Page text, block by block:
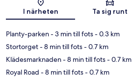
Karta
I närheten Ta sig runt
Planty-parken- 3 min till fots- 0.3 km
Stortorget- 8 min till fots- 0.7 km
Klädesmarknaden- 8 min till fots- 0.7 km
Royal Road - 8 min till fots- 0.7 km